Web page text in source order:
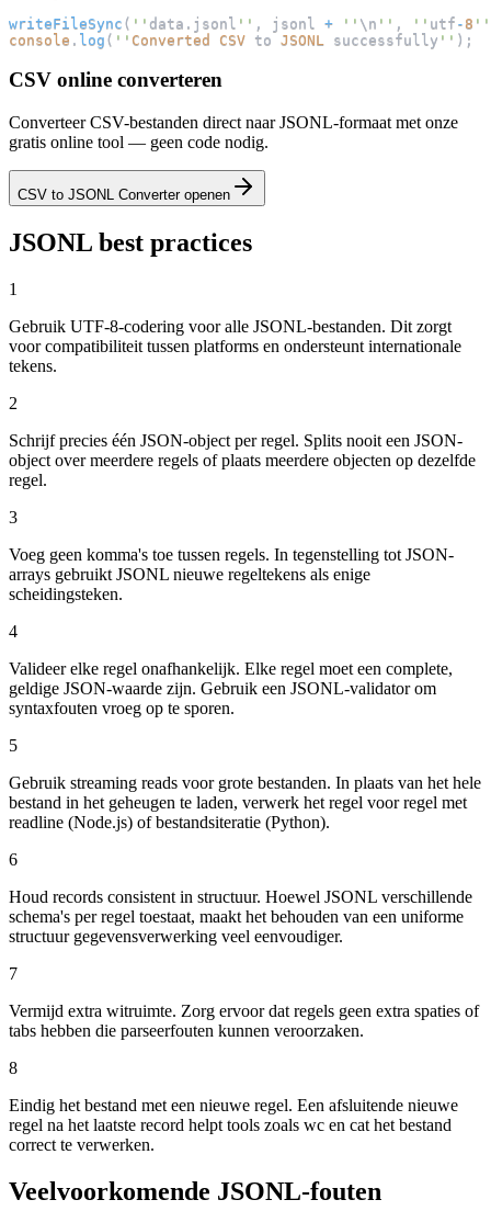
writeFileSync ( '' data . jsonl '' , jsonl + '' \n '' , '' utf - 8 ''
console . log ( '' Converted CSV to JSONL successfully '' ) ;
CSV online converteren
Converteer CSV-bestanden direct naar JSONL-formaat met onze
gratis online tool — geen code nodig.
CSV to JSONL Converter openen
JSONL best practices
1
Gebruik UTF-8-codering voor alle JSONL-bestanden. Dit zorgt
voor compatibiliteit tussen platforms en ondersteunt internationale
tekens.
2
Schrijf precies één JSON-object per regel. Splits nooit een JSON-
object over meerdere regels of plaats meerdere objecten op dezelfde
regel.
3
Voeg geen komma's toe tussen regels. In tegenstelling tot JSON-
arrays gebruikt JSONL nieuwe regeltekens als enige
scheidingsteken.
4
Valideer elke regel onafhankelijk. Elke regel moet een complete,
geldige JSON-waarde zijn. Gebruik een JSONL-validator om
syntaxfouten vroeg op te sporen.
5
Gebruik streaming reads voor grote bestanden. In plaats van het hele
bestand in het geheugen te laden, verwerk het regel voor regel met
readline (Node.js) of bestandsiteratie (Python).
6
Houd records consistent in structuur. Hoewel JSONL verschillende
schema's per regel toestaat, maakt het behouden van een uniforme
structuur gegevensverwerking veel eenvoudiger.
7
Vermijd extra witruimte. Zorg ervoor dat regels geen extra spaties of
tabs hebben die parseerfouten kunnen veroorzaken.
8
Eindig het bestand met een nieuwe regel. Een afsluitende nieuwe
regel na het laatste record helpt tools zoals wc en cat het bestand
correct te verwerken.
Veelvoorkomende JSONL-fouten